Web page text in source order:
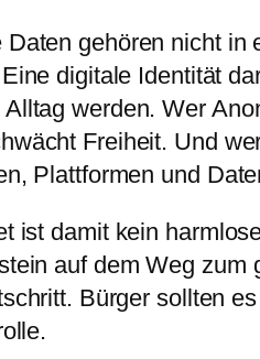
Daten gehören nicht
digitale Identität
werden. Wer
Freiheit. Und
Plattformen und
ist damit kein
auf dem Weg zum
Bürger sollten